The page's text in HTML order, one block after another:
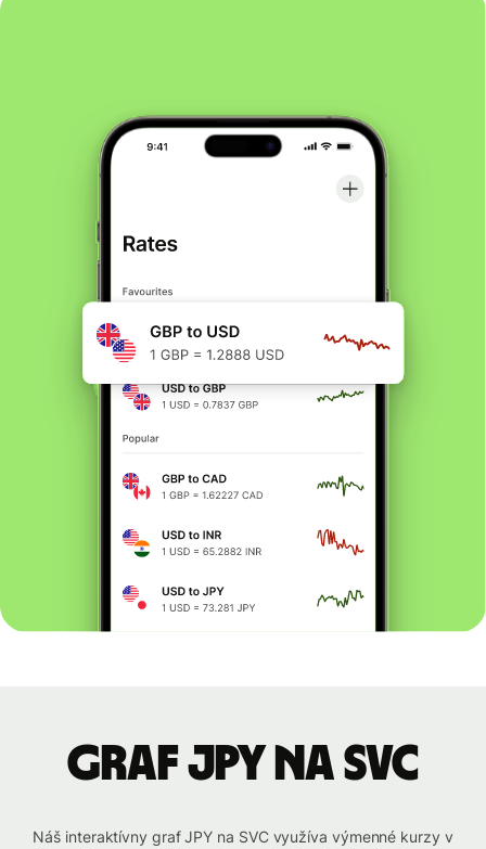
graf JPY na SVC
Náš interaktívny graf JPY na SVC využíva výmenné kurzy v